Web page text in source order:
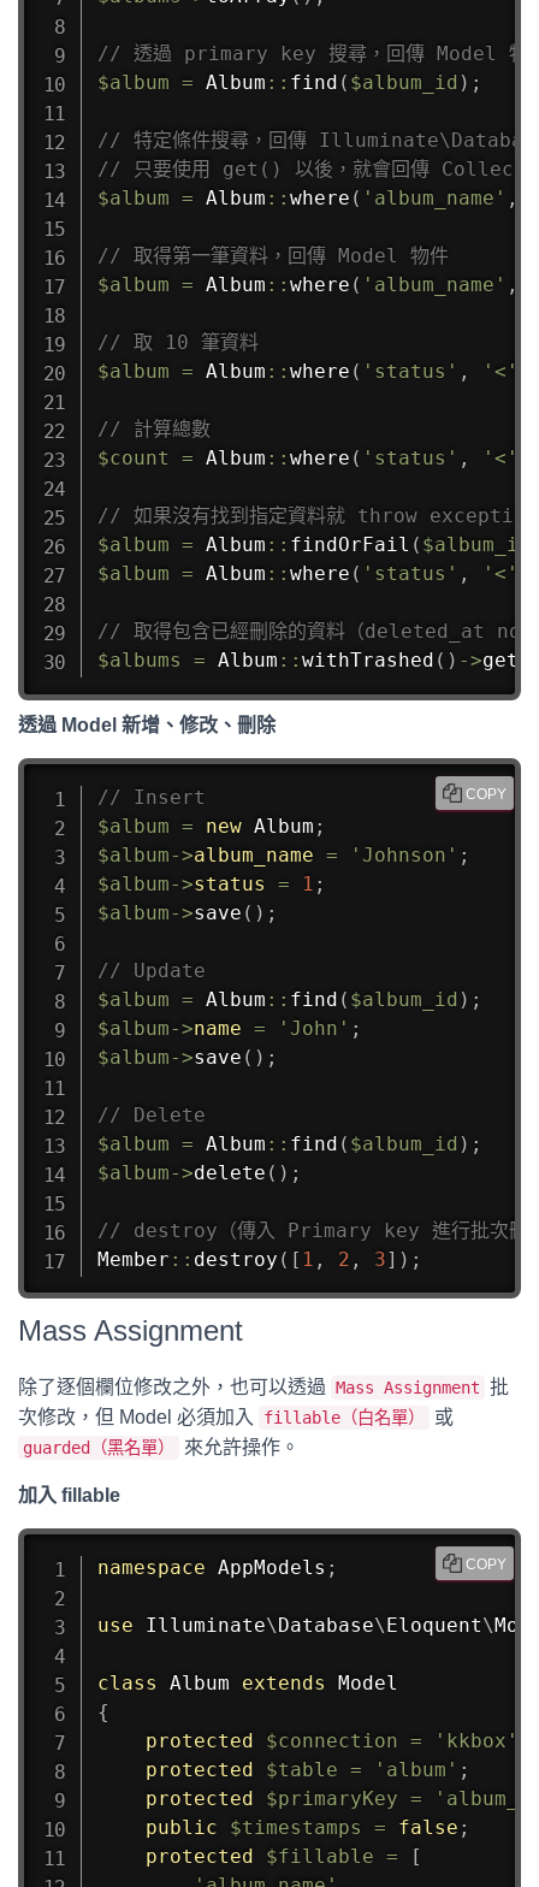
// 透過 primary key 搜尋，回傳 Model 物
$album = Album :: find ( $album_id ) ;
// 特定條件搜尋，回傳
// 只要使用 get() 以後，就會回傳
$album = Album :: where ( 'album_name' ,
// 取得第一筆資料，回傳 Model 物件
$album = Album :: where ( 'album_name' ,
// 取 10 筆資料
$album = Album :: where ( 'status' , '<'
// 計算總數
$count
= Album :: where ( 'status' , '<'
// 如果沒有找到指定資料就 throw exception
$album = Album :: findOrFail ( $album_id
$album = Album :: where ( 'status' , '<'
// 取得包含已經刪除的資料（deleted_at
$albums
= Album :: withTrashed ( ) ->get
透過 Model 新增、修改、刪除
// Insert
$album = new Album ;
$album->album_name = 'Johnson' ;
$album->status = 1 ;
$album->save ( ) ;
// Update
$album = Album :: find ( $album_id ) ;
$album->name = 'John' ;
$album->save ( ) ;
// Delete
$album = Album :: find ( $album_id ) ;
$album->delete ( ) ;
// destroy（傳入 Primary key 進行批次刪
Member :: destroy ( [ 1 , 2 , 3] ) ;
COPY
Mass Assignment
除了逐個欄位修改之外，也可以透過 Mass Assignment 批
次修改，但 Model 必須加入
fillable（白名單） 或
guarded（黑名單） 來允許操作。
加入 fillable
namespace AppModels ;
use Illuminate\ Database\ Eloquent\
class Album extends
Model
{
protected
$connection = 'kkbox'
protected
$table = 'album' ;
protected
$primaryKey =
public
$timestamps = false ;
protected
$fillable =
[
COPY